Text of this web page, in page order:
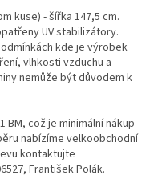
kuse) - šířka 147,5 cm.
UV stabilizátory.
kde je výrobek
vlhkosti vzduchu a
nemůže být důvodem k
BM, což je minimální nákup
nabízíme velkoobchodní
kontaktujte
František Polák.